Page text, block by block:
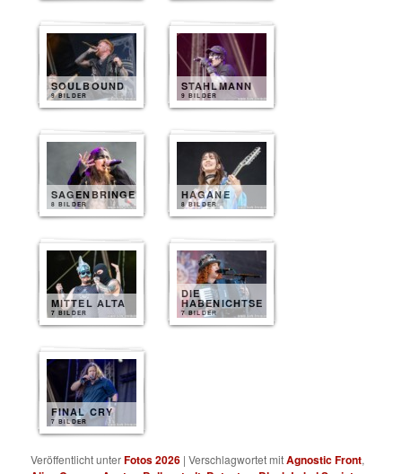
SOULBOUND
9 BILDER
STAHLMANN
9 BILDER
SAGENBRINGER
8 BILDER
HAGANE
8 BILDER
MITTEL ALTA
7 BILDER
DIE
HABENICHTSE
7 BILDER
FINAL CRY
7 BILDER
Veröffentlicht unterFotos 2026 |Verschlagwortet mitAgnostic Front,